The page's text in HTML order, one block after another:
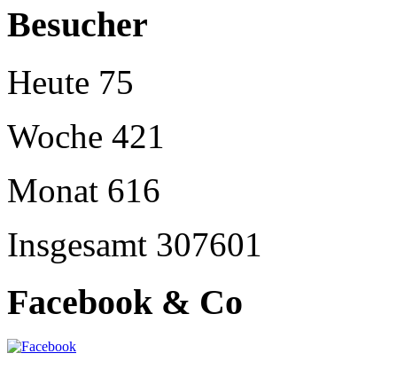
Besucher
Heute 75
Woche 421
Monat 616
Insgesamt 307601
Facebook & Co